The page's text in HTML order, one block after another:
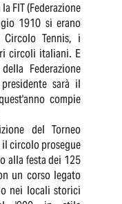
FIT (Federazione
1910 si erano
Tennis, i
circoli italiani. E
Federazione
sarà il
compie
del Torneo
circolo prosegue
alla festa dei 125
un corso legato
nei locali storici